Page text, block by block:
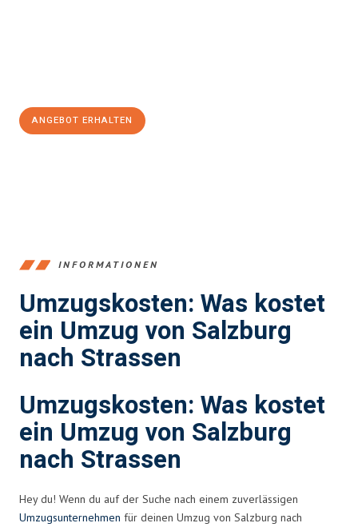
ANGEBOT ERHALTEN
INFORMATIONEN
Umzugskosten: Was kostet
ein Umzug von Salzburg
nach Strassen
Umzugskosten: Was kostet
ein Umzug von Salzburg
nach Strassen
Hey du! Wenn du auf der Suche nach einem zuverlässigen
Umzugsunternehmen für deinen Umzug von Salzburg nach